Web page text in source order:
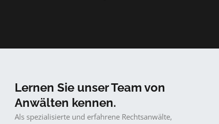
Lernen Sie unser Team von
Anwälten kennen.
Als spezialisierte und erfahrene Rechtsanwälte,